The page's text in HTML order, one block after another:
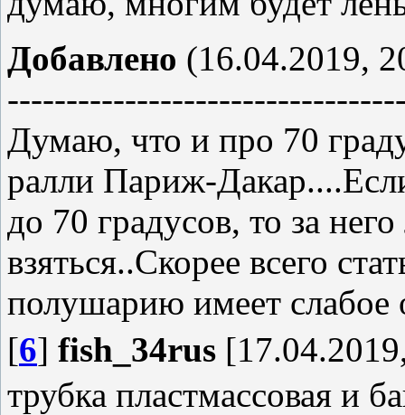
Добавлено (16.04.2019,
Думаю, что и про 70
ралли Париж-
до 70 градусов, то за
взяться..Скорее всего
полушарию имеет слабое
[6] fish_34rus
трубка пластмассовая и